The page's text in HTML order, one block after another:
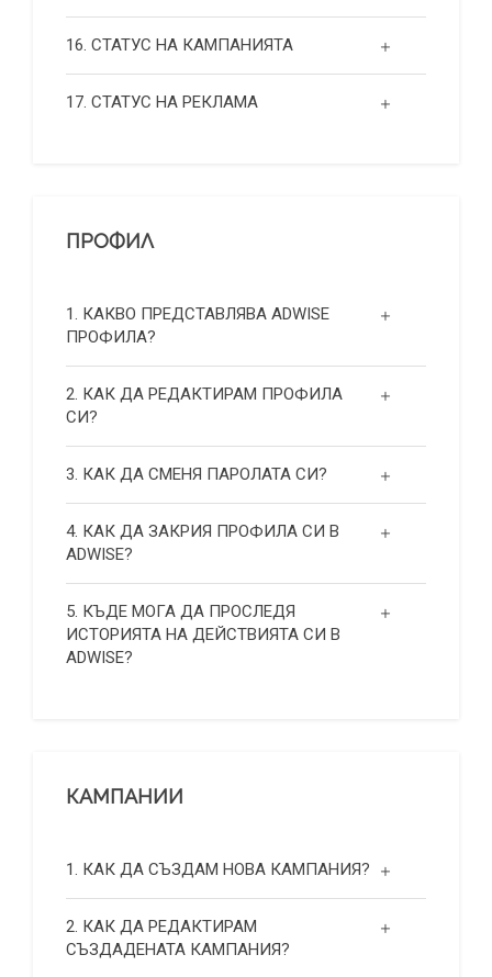
16. СТАТУС НА КАМПАНИЯТА
17. СТАТУС НА РЕКЛАМА
ПРОФИЛ
1. КАКВО ПРЕДСТАВЛЯВА ADWISE
ПРОФИЛА?
2. КАК ДА РЕДАКТИРАМ ПРОФИЛА
СИ?
3. КАК ДА СМЕНЯ ПАРОЛАТА СИ?
4. КАК ДА ЗАКРИЯ ПРОФИЛА СИ В
ADWISE?
5. КЪДЕ МОГА ДА ПРОСЛЕДЯ
ИСТОРИЯТА НА ДЕЙСТВИЯТА СИ В
ADWISE?
КАМПАНИИ
1. КАК ДА СЪЗДАМ НОВА КАМПАНИЯ?
2. КАК ДА РЕДАКТИРАМ
СЪЗДАДЕНАТА КАМПАНИЯ?